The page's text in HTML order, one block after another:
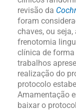
revisão da
foram
chaves, ou
frenotomia
clínica de forma
trabalhos
realização do
protocolo
Amamentação
baixar o